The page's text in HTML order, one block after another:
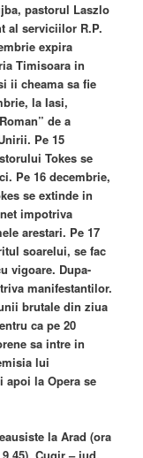
pastorul Laszlo
al serviciilor R.P.
expira
Timisoara in
ii cheama sa fie
la Iasi,
de a
Pe 15
Tokes se
Pe 16 decembrie,
se extinde in
impotriva
arestari. Pe 17
soarelui, se fac
vigoare. Dupa-
manifestantilor.
brutale din ziua
ca pe 20
sa intre in
lui
apoi la Opera se
la Arad (ora